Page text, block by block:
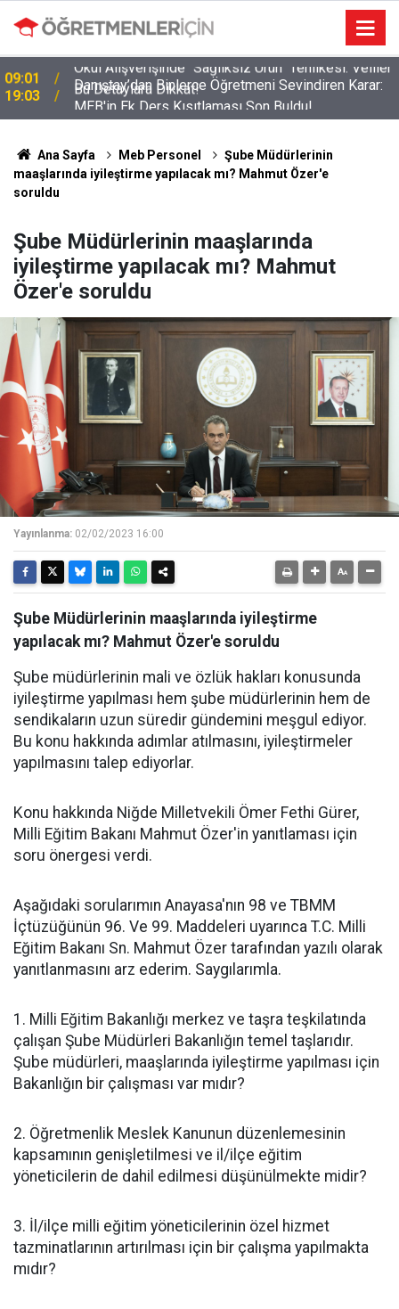
19:03
Danıştay’dan Binlerce Öğretmeni Sevindiren Karar:
MEB'in Ek Ders Kısıtlaması Son Buldu!
Ana Sayfa Meb Personel
Şube Müdürlerinin
maaşlarında iyileştirme yapılacak mı? Mahmut Özer'e
soruldu
Şube Müdürlerinin maaşlarında
iyileştirme yapılacak mı? Mahmut
Özer'e soruldu
Yayınlanma: 02/02/2023 16:00
Şube Müdürlerinin maaşlarında iyileştirme
yapılacak mı? Mahmut Özer'e soruldu
Şube müdürlerinin mali ve özlük hakları konusunda
iyileştirme yapılması hem şube müdürlerinin hem de
sendikaların uzun süredir gündemini meşgul ediyor.
Bu konu hakkında adımlar atılmasını, iyileştirmeler
yapılmasını talep ediyorlar.
Konu hakkında Niğde Milletvekili Ömer Fethi Gürer,
Milli Eğitim Bakanı Mahmut Özer'in yanıtlaması için
soru önergesi verdi.
Aşağıdaki sorularımın Anayasa'nın 98 ve TBMM
İçtüzüğünün 96. Ve 99. Maddeleri uyarınca T.C. Milli
Eğitim Bakanı Sn. Mahmut Özer tarafından yazılı olarak
yanıtlanmasını arz ederim. Saygılarımla.
1. Milli Eğitim Bakanlığı merkez ve taşra teşkilatında
çalışan Şube Müdürleri Bakanlığın temel taşlarıdır.
Şube müdürleri, maaşlarında iyileştirme yapılması için
Bakanlığın bir çalışması var mıdır?
2. Öğretmenlik Meslek Kanunun düzenlemesinin
kapsamının genişletilmesi ve il/ilçe eğitim
yöneticilerin de dahil edilmesi düşünülmekte midir?
3. İl/ilçe milli eğitim yöneticilerinin özel hizmet
tazminatlarının artırılması için bir çalışma yapılmakta
mıdır?